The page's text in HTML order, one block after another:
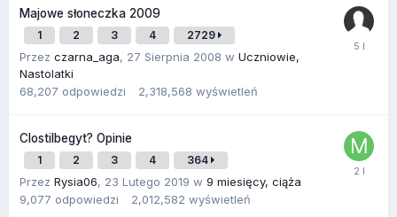
Majowe słoneczka 2009
1 2 3 4 2729
Przez czarna_aga, 27 Sierpnia 2008 w Uczniowie,
Nastolatki
68,207 odpowiedzi 2,318,568 wyświetleń
Clostilbegyt? Opinie
1 2 3 4 364
Przez Rysia06, 23 Lutego 2019 w 9 miesięcy, ciąża
9,077 odpowiedzi 2,012,582 wyświetleń